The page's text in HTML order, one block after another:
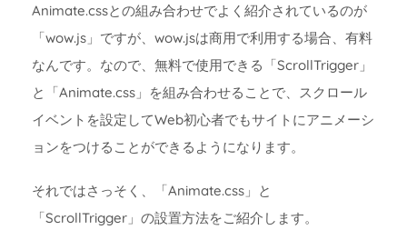
Animate.cssとの組み合わせでよく紹介されているのが
「wow.js」ですが、wow.jsは商用で利用する場合、有料
なんです。なので、無料で使用できる「ScrollTrigger」
と「Animate.css」を組み合わせることで、スクロール
イベントを設定してWeb初心者でもサイトにアニメーシ
ョンをつけることができるようになります。
それではさっそく、「Animate.css」と
「ScrollTrigger」の設置方法をご紹介します。